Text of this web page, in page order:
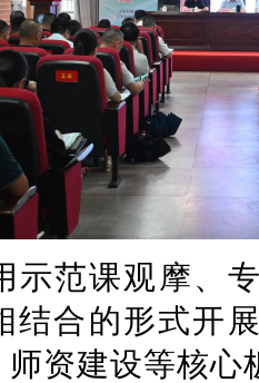
示范课观摩、
结合的形式开
资建设等核